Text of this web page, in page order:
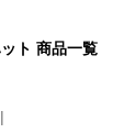
ト 商品一覧